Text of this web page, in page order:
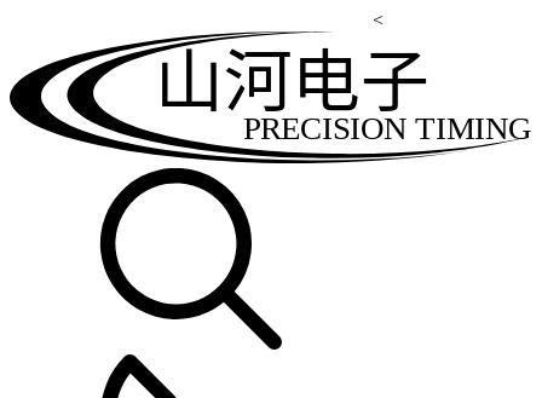
<
PRECISION TIMING
山河电子